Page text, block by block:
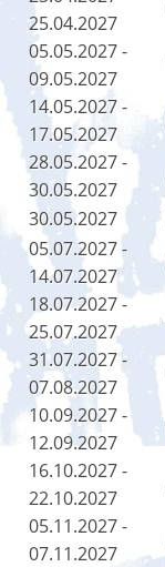
25.04.2027
05.05.2027 -
09.05.2027
14.05.2027 -
17.05.2027
28.05.2027 -
30.05.2027
30.05.2027
05.07.2027 -
14.07.2027
18.07.2027 -
25.07.2027
31.07.2027 -
07.08.2027
10.09.2027 -
12.09.2027
16.10.2027 -
22.10.2027
05.11.2027 -
07.11.2027